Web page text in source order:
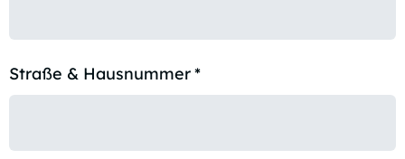
Straße & Hausnummer*